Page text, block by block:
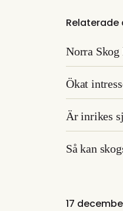
Relaterade
Norra Skog
Ökat
Är inrikes
Så kan
17